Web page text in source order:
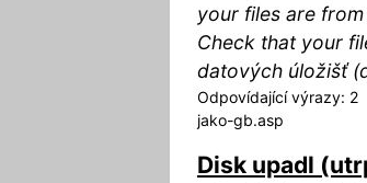
your files are
Check that your
datových úložišť
Odpovídající výrazy:
jako-gb.asp
Disk upadl